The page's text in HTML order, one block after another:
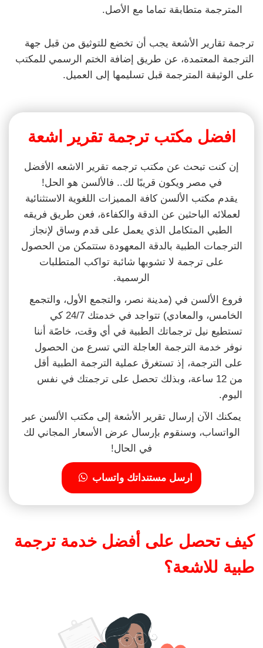
المترجمة متطابقة تماما مع الأصل.
ترجمة تقارير الأشعة يجب أن تخضع للتوثيق من قبل جهة
الترجمة المعتمدة، عن طريق إضافة الختم الرسمي للمكتب
على الوثيقة المترجمة قبل تسليمها إلى العميل.
افضل مكتب ترجمة تقرير اشعة
إن كنت تبحث عن مكتب ترجمه تقرير الاشعه الأفضل
في مصر ويكون قريبًا لك.. فالألسن هو الحل!
يقدم مكتب الألسن كافة المميزات اللغوية الاستثنائية
لعملائه الباحثين عن الدقة والكفاءة، فعن طريق فريقه
الطبي المتكامل الذي يعمل على قدم وساق لإنجاز
الترجمات الطبية بالدقة المعهودة ستتمكن من الحصول
على ترجمة لا تشوبها شائبة تواكب المتطلبات
الرسمية.
فروع الألسن في (مدينة نصر، والتجمع الأول، والتجمع
الخامس، والمعادي) تتواجد في خدمتك 24/7 كي
تستطيع نيل ترجماتك الطبية في أي وقت، خاصًة أننا
نوفر خدمة الترجمة العاجلة التي تسرع من الحصول
على الترجمة، إذ تستغرق عملية الترجمة الطبية أقل
من 12 ساعة، وبذلك تحصل على ترجمتك في نفس
اليوم.
يمكنك الآن إرسال تقرير الأشعة إلى مكتب الألسن عبر
الواتساب، وسنقوم بإرسال عرض الأسعار المجاني لك
في الحال!
ارسل مستنداتك واتساب
كيف تحصل على أفضل خدمة ترجمة
طبية للاشعة؟